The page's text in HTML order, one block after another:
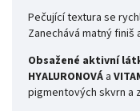
Pečující textura se
Zanechává matný
Obsažené aktivní
HYALURONOVÁ a
pigmentových skvrn a